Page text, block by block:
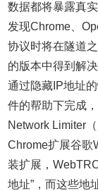
数据都将暴露真
发现Chrome、
协议时将在隧道
的版本中得到解
通过隐藏IP地址
件的帮助下完成
Network Limiter
Chrome扩展谷歌
装扩展，
地址”，而这些地